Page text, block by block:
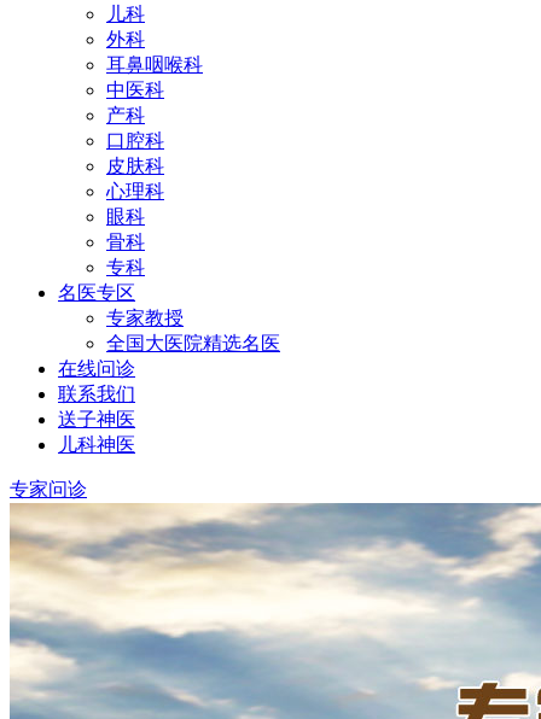
儿科
外科
耳鼻咽喉科
中医科
产科
口腔科
皮肤科
心理科
眼科
骨科
专科
名医专区
专家教授
全国大医院精选名医
在线问诊
联系我们
送子神医
儿科神医
专家问诊